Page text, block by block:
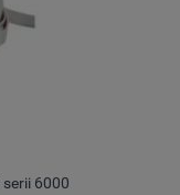
6000